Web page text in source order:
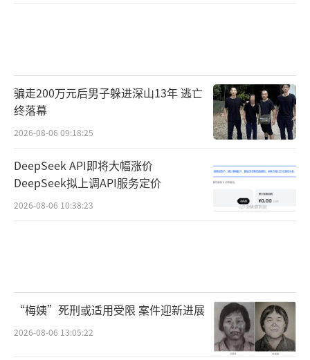
骗走200万元后男子躲进深山13年 逃亡
终落幕
2026-08-06 09:18:25
DeepSeek API即将大幅涨价
DeepSeek拟上调API服务定价
2026-08-06 10:38:23
“梅姨”死刑或适用受限 案件迎新进展
2026-08-06 13:05:22